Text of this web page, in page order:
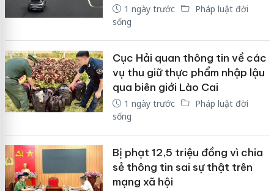
1 ngày trước
Pháp luật đời
sống
Cục Hải quan thông tin về các
vụ thu giữ thực phẩm nhập lậu
qua biên giới Lào Cai
1 ngày trước
Pháp luật đời
sống
Bị phạt 12,5 triệu đồng vì chia
sẻ thông tin sai sự thật trên
mạng xã hội